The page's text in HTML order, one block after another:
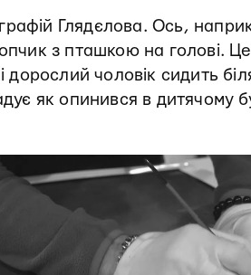
Глядєлова. Ось,
з пташкою на голові.
чоловік сидить
як опинився в дитячому